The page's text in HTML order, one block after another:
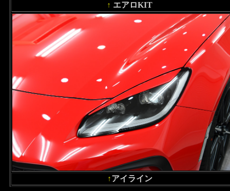
↑ エアロKIT
↑アイライン